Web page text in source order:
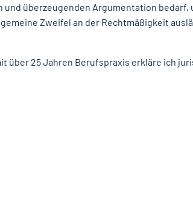
und überzeugenden Argumentation
Zweifel an der Rechtmäßigkeit
über 25 Jahren Berufspraxis erkläre ich